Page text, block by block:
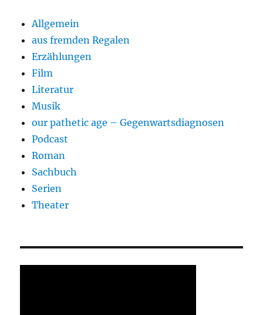
Allgemein
aus fremden Regalen
Erzählungen
Film
Literatur
Musik
our pathetic age – Gegenwartsdiagnosen
Podcast
Roman
Sachbuch
Serien
Theater